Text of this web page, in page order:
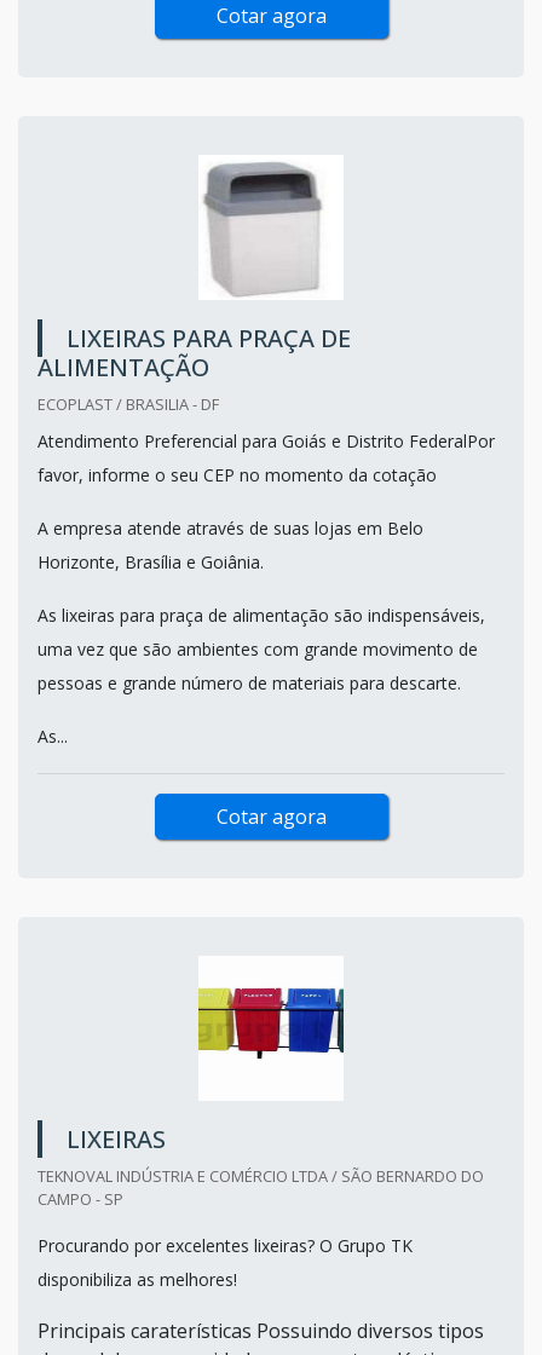
Cotar agora
LIXEIRAS PARA PRAÇA DE
ALIMENTAÇÃO
ECOPLAST / BRASILIA - DF
Atendimento Preferencial para Goiás e Distrito FederalPor
favor, informe o seu CEP no momento da cotação
A empresa atende através de suas lojas em Belo
Horizonte, Brasília e Goiânia.
As lixeiras para praça de alimentação são indispensáveis,
uma vez que são ambientes com grande movimento de
pessoas e grande número de materiais para descarte.
As...
Cotar agora
LIXEIRAS
TEKNOVAL INDÚSTRIA E COMÉRCIO LTDA / SÃO BERNARDO DO
CAMPO - SP
Procurando por excelentes lixeiras? O Grupo TK
disponibiliza as melhores!
Principais caraterísticas Possuindo diversos tipos